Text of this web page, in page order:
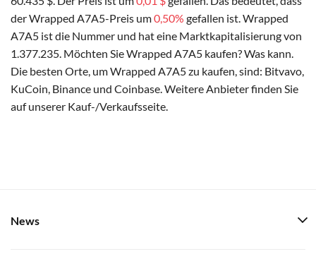
der Wrapped A7A5-Preis um0,50% gefallen ist. Wrapped
A7A5 ist die Nummer und hat eine Marktkapitalisierung von
1.377.235. Möchten Sie Wrapped A7A5 kaufen? Was kann.
Die besten Orte, um Wrapped A7A5 zu kaufen, sind: Bitvavo,
KuCoin, Binance und Coinbase. Weitere Anbieter finden Sie
auf unserer Kauf-/Verkaufsseite.
News